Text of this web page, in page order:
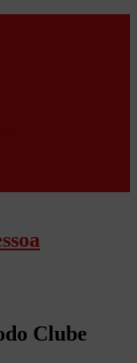
Clube